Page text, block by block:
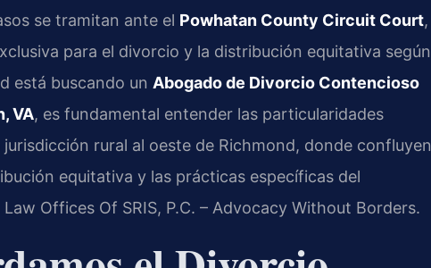
se tramitan ante el Powhatan County Circuit Court,
para el divorcio y la distribución equitativa según
está buscando un Abogado de Divorcio Contencioso
VA, es fundamental entender las particularidades
rural al oeste de Richmond, donde confluyen
equitativa y las prácticas específicas del
Offices Of SRIS, P.C. – Advocacy Without Borders.